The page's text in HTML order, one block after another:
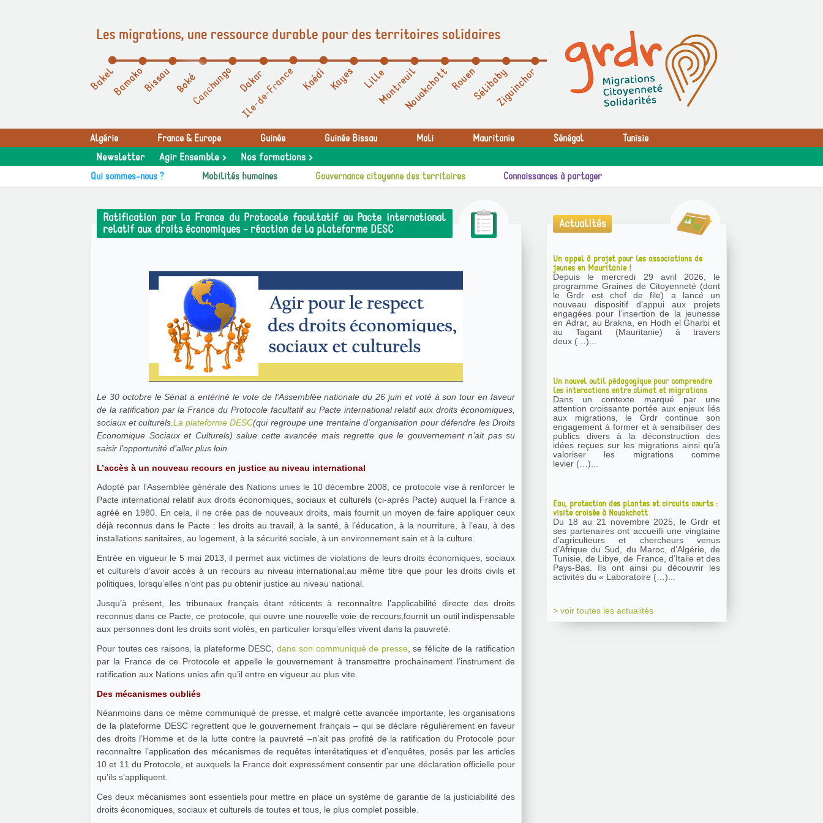
Les migrations, une ressource durable pour des territoires solidaires
Algérie France & Europe Guinée Guinée Bissau Mali Mauritanie Sénégal Tunisie
Newsletter Agir Ensemble > Nos formations >
Qui sommes-nous ? Mobilités humaines Gouvernance citoyenne des territoires Connaissances à partager
Ratification par la France du Protocole facultatif au Pacte international
relatif aux droits économiques - réaction de la plateforme DESC
Le 30 octobre le Sénat a entériné le vote de l’Assemblée nationale du 26 juin et voté à son tour en faveur
de la ratification par la France du Protocole facultatif au Pacte international relatif aux droits économiques,
sociaux et culturels. La plateforme DESC(qui regroupe une trentaine d’organisation pour défendre les Droits
Economique Sociaux et Culturels) salue cette avancée mais regrette que le gouvernement n’ait pas su
saisir l’opportunité d’aller plus loin.
L’accès à un nouveau recours en justice au niveau international
Adopté par l’Assemblée générale des Nations unies le 10 décembre 2008, ce protocole vise à renforcer le
Pacte international relatif aux droits économiques, sociaux et culturels (ci-après Pacte) auquel la France a
agréé en 1980. En cela, il ne crée pas de nouveaux droits, mais fournit un moyen de faire appliquer ceux
déjà reconnus dans le Pacte : les droits au travail, à la santé, à l’éducation, à la nourriture, à l’eau, à des
installations sanitaires, au logement, à la sécurité sociale, à un environnement sain et à la culture.
Entrée en vigueur le 5 mai 2013, il permet aux victimes de violations de leurs droits économiques, sociaux
et culturels d’avoir accès à un recours au niveau international,au même titre que pour les droits civils et
politiques, lorsqu’elles n’ont pas pu obtenir justice au niveau national.
Jusqu’à présent, les tribunaux français étant réticents à reconnaître l’applicabilité directe des droits
reconnus dans ce Pacte, ce protocole, qui ouvre une nouvelle voie de recours,fournit un outil indispensable
aux personnes dont les droits sont violés, en particulier lorsqu’elles vivent dans la pauvreté.
Pour toutes ces raisons, la plateforme DESC, dans son communiqué de presse
par la France de ce Protocole et appelle le gouvernement à transmettre prochainement l’instrument de
ratification aux Nations unies afin qu’il entre en vigueur au plus vite.
Des mécanismes oubliés
Néanmoins dans ce même communiqué de presse, et malgré cette avancée importante, les organisations
de la plateforme DESC regrettent que le gouvernement français – qui se déclare régulièrement en faveur
des droits l’Homme et de la lutte contre la pauvreté –n’ait pas profité de la ratification du Protocole pour
reconnaître l’application des mécanismes de requêtes interétatiques et d’enquêtes, posés par les articles
10 et 11 du Protocole, et auxquels la France doit expressément consentir par une déclaration officielle pour
qu’ils s’appliquent.
Ces deux mécanismes sont essentiels pour mettre en place un système de garantie de la justiciabilité des
droits économiques, sociaux et culturels de toutes et tous, le plus complet possible.
Actualités
Un appel à projet pour les associations de
jeunes en Mauritanie !
Depuis le mercredi 29 avril 2026, le
programme Graines de Citoyenneté (dont
le Grdr est chef de file) a lancé un
nouveau dispositif d’appui aux projets
engagées pour l’insertion de la jeunesse
en Adrar, au Brakna, en Hodh el Gharbi et
au Tagant (Mauritanie) à travers
deux (…)...
Un nouvel outil pédagogique pour comprendre
les interactions entre climat et migrations
Dans un contexte marqué par une
attention croissante portée aux enjeux liés
aux migrations, le Grdr continue son
engagement à former et à sensibiliser des
publics divers à la déconstruction des
idées reçues sur les migrations ainsi qu’à
valoriser les migrations comme
levier (…)...
Eau, protection des plantes et circuits courts :
visite croisée à Nouakchott
Du 18 au 21 novembre 2025, le Grdr et
ses partenaires ont accueilli une vingtaine
d’agriculteurs et chercheurs venus
d’Afrique du Sud, du Maroc, d’Algérie, de
Tunisie, de Libye, de France, d’Italie et des
Pays-Bas. Ils ont ainsi pu découvrir les
activités du « Laboratoire (…)...
> voir toutes les actualités